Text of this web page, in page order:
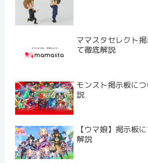
ママスタセレクト
て徹底解説
モンスト掲示板に
説
【ウマ娘】掲示板
解説